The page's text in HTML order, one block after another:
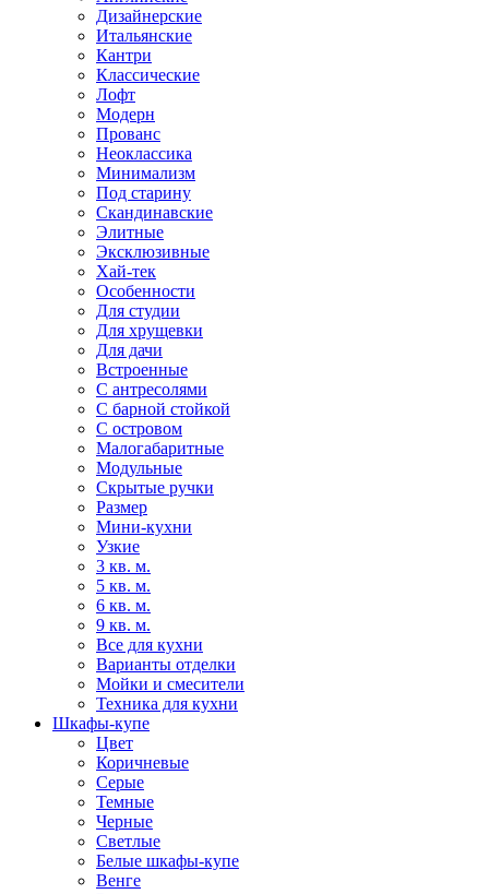
Дизайнерские
Итальянские
Кантри
Классические
Лофт
Модерн
Прованс
Неоклассика
Минимализм
Под старину
Скандинавские
Элитные
Эксклюзивные
Хай-тек
Особенности
Для студии
Для хрущевки
Для дачи
Встроенные
С антресолями
С барной стойкой
С островом
Малогабаритные
Модульные
Скрытые ручки
Размер
Мини-кухни
Узкие
3 кв. м.
5 кв. м.
6 кв. м.
9 кв. м.
Все для кухни
Варианты отделки
Мойки и смесители
Техника для кухни
Шкафы-купе
Цвет
Коричневые
Серые
Темные
Черные
Светлые
Белые шкафы-купе
Венге